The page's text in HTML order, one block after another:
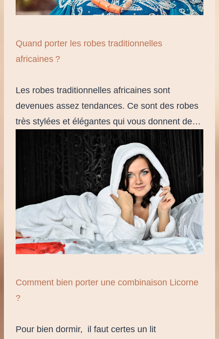
Quand porter les robes traditionnelles
africaines ?
Les robes traditionnelles africaines sont
devenues assez tendances. Ce sont des robes
très stylées et élégantes qui vous donnent de…
Comment bien porter une combinaison Licorne
?
Pour bien dormir, il faut certes un lit